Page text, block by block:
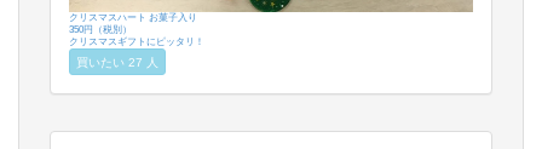
クリスマスハート お菓子入り
350円（税別）
クリスマスギフトにピッタリ！
買いたい 27 人